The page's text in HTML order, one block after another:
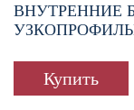
ВНУТРЕННИЕ
Купить